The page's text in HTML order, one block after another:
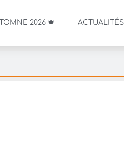
2026 🍁 ACTUALITÉS